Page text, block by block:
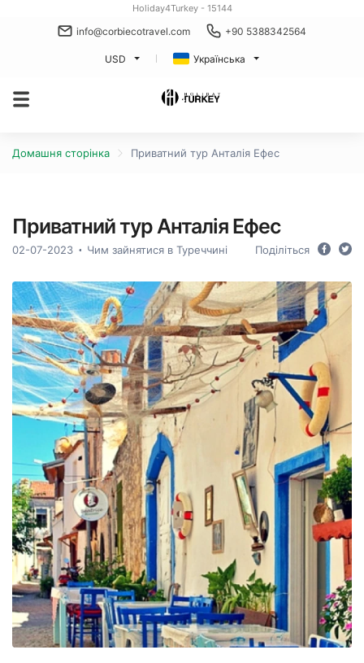
Holiday4Turkey - 15144
info@corbiecotravel.com +90 5388342564
USD Українська
Домашня сторінка Приватний тур Анталія Ефес
Приватний тур Анталія Ефес
02-07-2023 Чим зайнятися в Туреччині Поділіться